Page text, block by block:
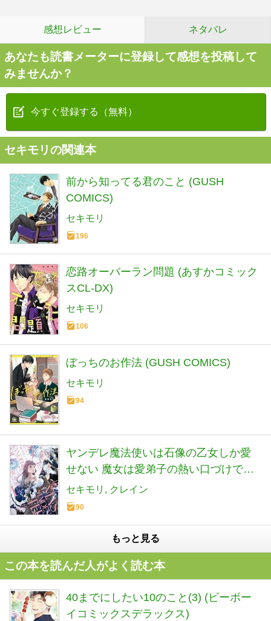
感想レビュー ネタバレ
あなたも読書メーターに登録して感想を投稿して
みませんか？
今すぐ登録する（無料）
セキモリの関連本
前から知ってる君のこと (GUSH
COMICS)
セキモリ
196
恋路オーバーラン問題 (あすかコミック
スCL-DX)
セキモリ
106
ぼっちのお作法 (GUSH COMICS)
セキモリ
94
ヤンデレ魔法使いは石像の乙女しか愛
せない 魔女は愛弟子の熱い口づけでと
ける (1) (華猫)
セキモリ クレイン
90
もっと見る
この本を読んだ人がよく読む本
40までにしたい10のこと(3) (ビーボー
イコミックスデラックス)